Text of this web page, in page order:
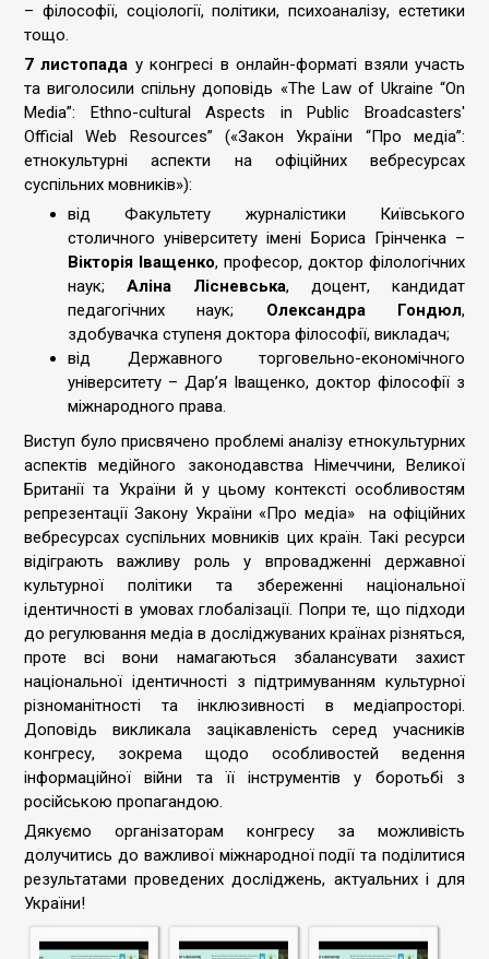
– філософії, соціології, політики, психоаналізу, естетики
тощо.
7 листопада у конгресі в онлайн-форматі взяли участь
та виголосили спільну доповідь «The Law of Ukraine “On
Media”: Ethno-cultural Aspects in Public Broadcasters'
Official Web Resources” («Закон України “Про медіа”:
етнокультурні аспекти на офіційних вебресурсах
суспільних мовників»):
від Факультету журналістики Київського
столичного університету імені Бориса Грінченка –
Вікторія Іващенко, професор, доктор філологічних
наук; Аліна Лісневська, доцент, кандидат
педагогічних наук; Олександра Гондюл,
здобувачка ступеня доктора філософії, викладач;
від Державного торговельно-економічного
університету – Дар’я Іващенко, доктор філософії з
міжнародного права.
Виступ було присвячено проблемі аналізу етнокультурних
аспектів медійного законодавства Німеччини, Великої
Британії та України й у цьому контексті особливостям
репрезентації Закону України «Про медіа» на офіційних
вебресурсах суспільних мовників цих країн. Такі ресурси
відіграють важливу роль у впровадженні державної
культурної політики та збереженні національної
ідентичності в умовах глобалізації. Попри те, що підходи
до регулювання медіа в досліджуваних країнах різняться,
проте всі вони намагаються збалансувати захист
національної ідентичності з підтримуванням культурної
різноманітності та інклюзивності в медіапросторі.
Доповідь викликала зацікавленість серед учасників
конгресу, зокрема щодо особливостей ведення
інформаційної війни та її інструментів у боротьбі з
російською пропагандою.
Дякуємо організаторам конгресу за можливість
долучитись до важливої міжнародної події та поділитися
результатами проведених досліджень, актуальних і для
України!